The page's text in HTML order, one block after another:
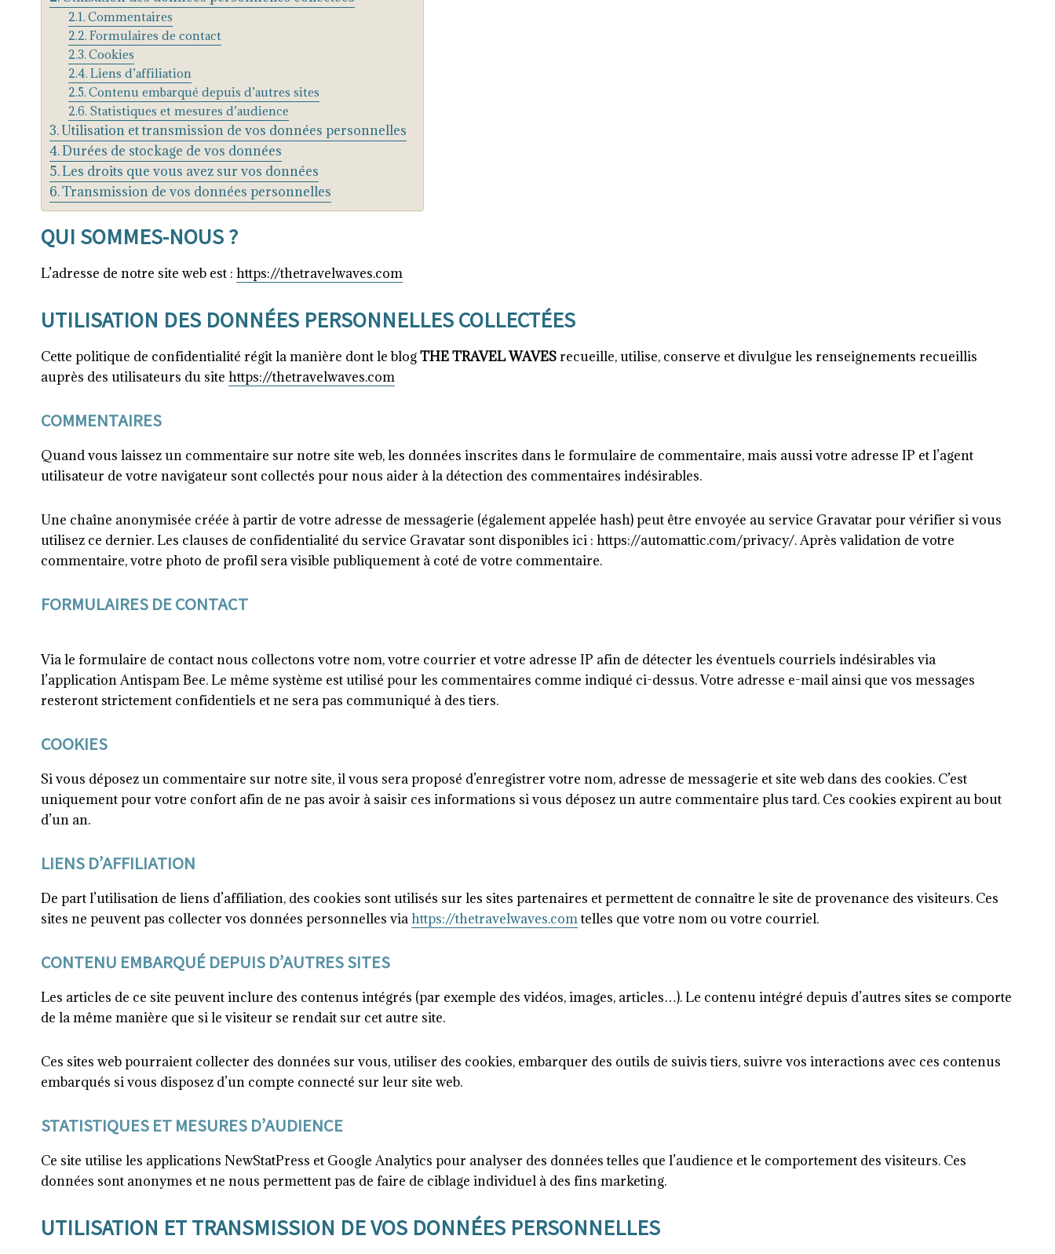
Commentaires
Formulaires de contact
Cookies
Liens d’affiliation
Contenu embarqué depuis d’autres sites
Statistiques et mesures d’audience
Utilisation et transmission de vos données personnelles
Durées de stockage de vos données
Les droits que vous avez sur vos données
Transmission de vos données personnelles
QUI SOMMES-NOUS ?
L’adresse de notre site web est : https://thetravelwaves.com
UTILISATION DES DONNÉES PERSONNELLES COLLECTÉES
Cette politique de confidentialité régit la manière dont le blogTHE TRAVEL WAVESrecueille, utilise, conserve et divulgue les renseignements recueillis
auprès des utilisateurs du site https://thetravelwaves.com
COMMENTAIRES
Quand vous laissez un commentaire sur notre site web, les données inscrites dans le formulaire de commentaire, mais aussi votre adresse IP et l’agent
utilisateur de votre navigateur sont collectés pour nous aider à la détection des commentaires indésirables.
Une chaîne anonymisée créée à partir de votre adresse de messagerie (également appelée hash) peut être envoyée au service Gravatar pour vérifier si vous
utilisez ce dernier. Les clauses de confidentialité du service Gravatar sont disponibles ici : https://automattic.com/privacy/. Après validation de votre
commentaire, votre photo de profil sera visible publiquement à coté de votre commentaire.
FORMULAIRES DE CONTACT
Via le formulaire de contact nous collectons votre nom, votre courrier et votre adresse IP afin de détecter les éventuels courriels indésirables via
l’application Antispam Bee. Le même système est utilisé pour les commentaires comme indiqué ci-dessus. Votre adresse e-mail ainsi que vos messages
resteront strictement confidentiels et ne sera pas communiqué à des tiers.
COOKIES
Si vous déposez un commentaire sur notre site, il vous sera proposé d’enregistrer votre nom, adresse de messagerie et site web dans des cookies. C’est
uniquement pour votre confort afin de ne pas avoir à saisir ces informations si vous déposez un autre commentaire plus tard. Ces cookies expirent au bout
d’un an.
LIENS D’AFFILIATION
De part l’utilisation de liens d’affiliation, des cookies sont utilisés sur les sites partenaires et permettent de connaître le site de provenance des visiteurs. Ces
sites ne peuvent pas collecter vos données personnelles viahttps://thetravelwaves.comtelles que votre nom ou votre courriel.
CONTENU EMBARQUÉ DEPUIS D’AUTRES SITES
Les articles de ce site peuvent inclure des contenus intégrés (par exemple des vidéos, images, articles…). Le contenu intégré depuis d’autres sites se comporte
de la même manière que si le visiteur se rendait sur cet autre site.
Ces sites web pourraient collecter des données sur vous, utiliser des cookies, embarquer des outils de suivis tiers, suivre vos interactions avec ces contenus
embarqués si vous disposez d’un compte connecté sur leur site web.
STATISTIQUES ET MESURES D’AUDIENCE
Ce site utilise les applications NewStatPress et Google Analytics pour analyser des données telles que l’audience et le comportement des visiteurs. Ces
données sont anonymes et ne nous permettent pas de faire de ciblage individuel à des fins marketing.
UTILISATION ET TRANSMISSION DE VOS DONNÉES PERSONNELLES